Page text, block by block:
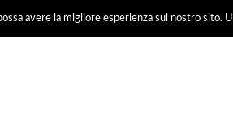
avere la migliore esperienza sul nostro sito.